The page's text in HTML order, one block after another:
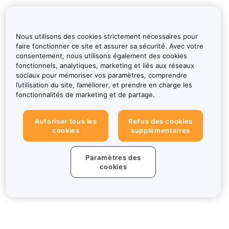
Nous utilisons des cookies strictement nécessaires pour
faire fonctionner ce site et assurer sa sécurité. Avec votre
consentement, nous utilisons également des cookies
fonctionnels, analytiques, marketing et liés aux réseaux
sociaux pour mémoriser vos paramètres, comprendre
l’utilisation du site, l’améliorer, et prendre en charge les
fonctionnalités de marketing et de partage.
Autoriser tous les
cookies
Refus des cookies
supplémentaires
Paramètres des
cookies